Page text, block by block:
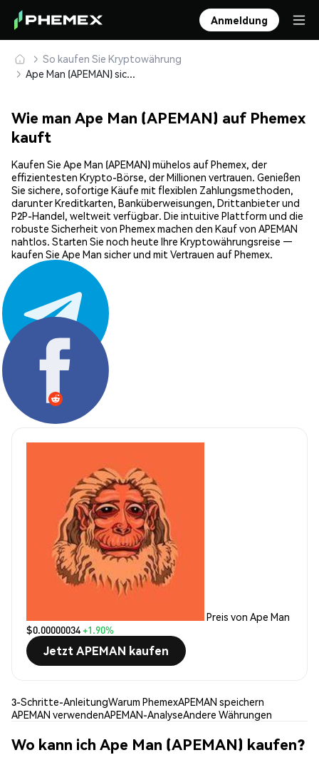
Anmeldung
So kaufen Sie Kryptowährung
Ape Man (APEMAN) sicher kaufen und speichern
Wie man Ape Man (APEMAN) auf Phemex
kauft
Kaufen Sie Ape Man (APEMAN) mühelos auf Phemex, der
effizientesten Krypto-Börse, der Millionen vertrauen. Genießen
Sie sichere, sofortige Käufe mit flexiblen Zahlungsmethoden,
darunter Kreditkarten, Banküberweisungen, Drittanbieter und
P2P-Handel, weltweit verfügbar. Die intuitive Plattform und die
robuste Sicherheit von Phemex machen den Kauf von APEMAN
nahtlos. Starten Sie noch heute Ihre Kryptowährungsreise —
kaufen Sie Ape Man sicher und mit Vertrauen auf Phemex.
Teilen:
Preis von Ape Man
$0.00000034+1.90%
Jetzt APEMAN kaufen
3-Schritte-AnleitungWarum PhemexAPEMAN speichern
APEMAN verwendenAPEMAN-AnalyseAndere Währungen
Wo kann ich Ape Man (APEMAN) kaufen?